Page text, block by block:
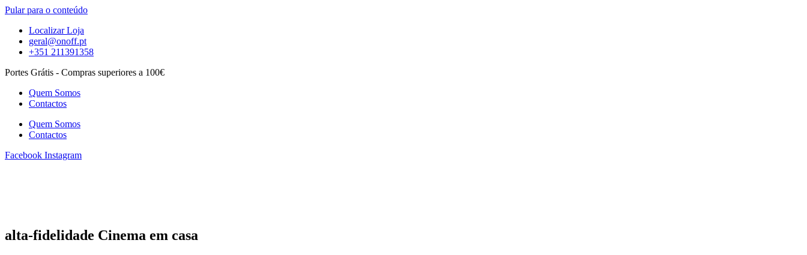
Pular para o conteúdo
Localizar Loja
geral@onoff.pt
+351 211391358
Portes Grátis - Compras superiores a 100€
Quem Somos
Contactos
Quem Somos
Contactos
Facebook Instagram
alta-fidelidade Cinema em casa